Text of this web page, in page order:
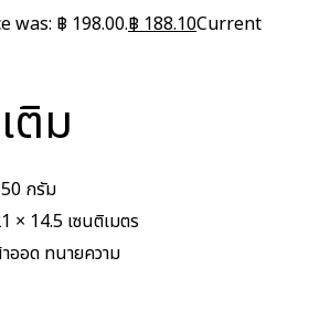
was: ฿ 198.00.฿ 188.10Current
ติม
กรัม
× 14.5 เซนติเมตร
ออด ทนายความ